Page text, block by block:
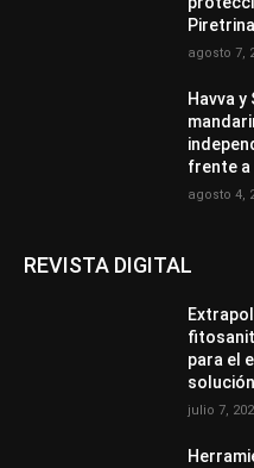
agosto 7,
Havva
frente a
agosto 4,
REVISTA DIGITAL
para el
julio 7,